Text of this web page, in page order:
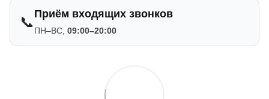
📞 Приём входящих звонков
ПН–ВС, 09:00–20:00